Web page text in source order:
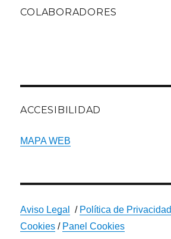
COLABORADORES
ACCESIBILIDAD
MAPA WEB
Aviso Legal / Política de Privacidad
Cookies / Panel Cookies